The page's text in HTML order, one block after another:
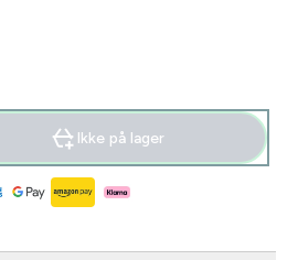
price
Ikke på lager